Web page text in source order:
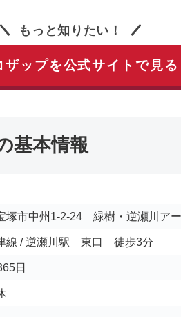
もっと知りたい！
ザップを公式サイトで見る
基本情報
塚市中州1-2-24 緑樹・逆瀬川ア
線 / 逆瀬川駅 東口 徒歩3分
日